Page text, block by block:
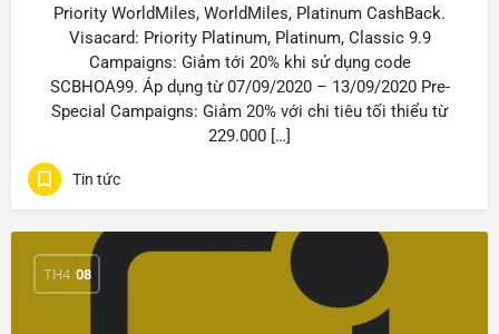
Priority WorldMiles, WorldMiles, Platinum CashBack.
Visacard: Priority Platinum, Platinum, Classic 9.9
Campaigns: Giảm tới 20% khi sử dụng code
SCBHOA99. Áp dụng từ 07/09/2020 – 13/09/2020 Pre-
Special Campaigns: Giảm 20% với chi tiêu tối thiểu từ
229.000 […]
Tin tức
TH4 08